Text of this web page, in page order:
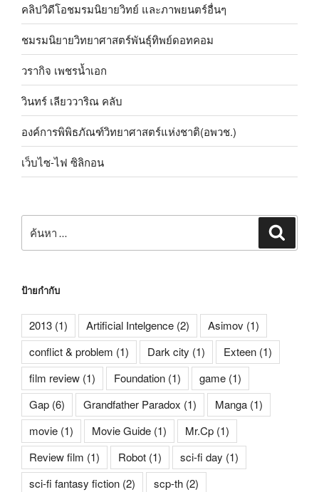
คลิปวิดีโอชมรมนิยายวิทย์ และภาพยนตร์อื่นๆ
ชมรมนิยายวิทยาศาสตร์พันธุ์ทิพย์ดอทคอม
วรากิจ เพชรน้ำเอก
วินทร์ เลียววาริณ คลับ
องค์การพิพิธภัณฑ์วิทยาศาสตร์แห่งชาติ(อพวช.)
เว็บไซ-ไฟ ซิลิกอน
ป้ายกำกับ
2013 (1) Artificial Intelgence (2) Asimov (1)
conflict & problem (1) Dark city (1) Exteen (1)
film review (1) Foundation (1) game (1)
Gap (6) Grandfather Paradox (1) Manga (1)
movie (1) Movie Guide (1) Mr.Cp (1)
Review film (1) Robot (1) sci-fi day (1)
sci-fi fantasy fiction (2) scp-th (2)